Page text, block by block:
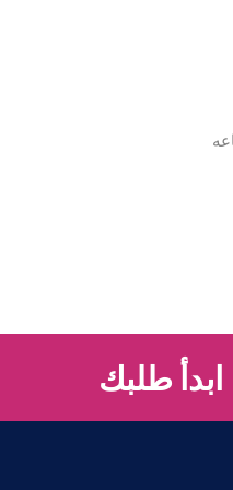
ابدأ طلبك